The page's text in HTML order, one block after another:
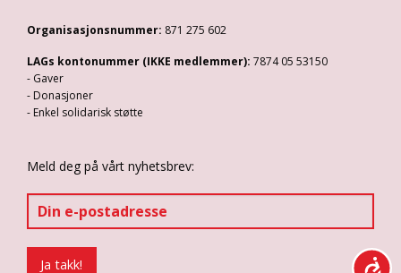
Organisasjonsnummer: 871 275 602
LAGs kontonummer (IKKE medlemmer): 7874 05 53150
- Gaver
- Donasjoner
- Enkel solidarisk støtte
Meld deg på vårt nyhetsbrev: